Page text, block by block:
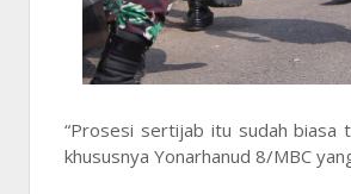
“Prosesi sertijab itu sudah biasa
khususnya Yonarhanud 8/MBC